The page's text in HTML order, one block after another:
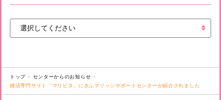
トップ
センターからのお知らせ
婚活専門サイト「マリピタ」にぎふマリッジサポートセンターが紹介されました